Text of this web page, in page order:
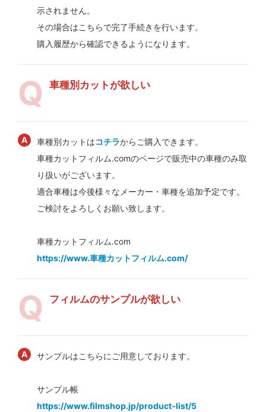
示されません。
その場合はこちらで完了手続きを行います。
購入履歴から確認できるようになります。
車種別カットが欲しい
車種別カットはコチラからご購入できます。
車種カットフィルム.comのページで販売中の車種のみ取
り扱いがございます。
適合車種は今後様々なメーカー・車種を追加予定です。
ご検討をよろしくお願い致します。
車種カットフィルム.com
https://www.車種カットフィルム.com/
フィルムのサンプルが欲しい
サンプルはこちらにご用意しております。
サンプル帳
https://www.filmshop.jp/product-list/5